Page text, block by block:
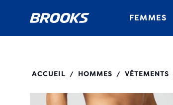
FEMMES
ACCUEIL / HOMMES / VÊTEMENTS